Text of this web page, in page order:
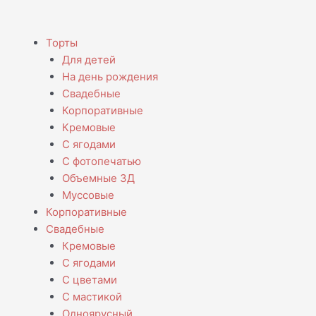
Торты
Для детей
На день рождения
Свадебные
Корпоративные
Кремовые
С ягодами
С фотопечатью
Объемные 3Д
Муссовые
Корпоративные
Свадебные
Кремовые
С ягодами
С цветами
С мастикой
Menu